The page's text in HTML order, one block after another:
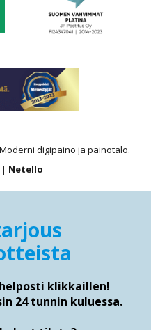
digipaino ja painotalo.
| Netello